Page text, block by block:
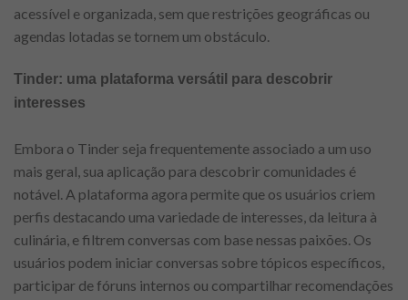
acessível e organizada, sem que restrições geográficas ou
agendas lotadas se tornem um obstáculo.
Tinder: uma plataforma versátil para descobrir
interesses
Embora o Tinder seja frequentemente associado a um uso
mais geral, sua aplicação para descobrir comunidades é
notável. A plataforma agora permite que os usuários criem
perfis destacando uma variedade de interesses, da leitura à
culinária, e filtrem conversas com base nessas paixões. Os
usuários podem iniciar conversas sobre tópicos específicos,
participar de fóruns internos ou compartilhar recomendações